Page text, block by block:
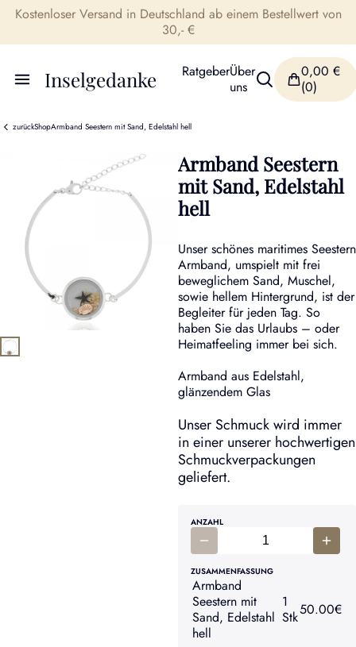
Kostenloser Versand in Deutschland ab einem Bestellwert von
30,- €
Inselgedanke RatgeberÜber
uns
0,00 €
(0)
zurückShopArmband Seestern mit Sand, Edelstahl hell
Armband Seestern
mit Sand, Edelstahl
hell
Unser schönes maritimes Seestern
Armband, umspielt mit frei
beweglichem Sand, Muschel,
sowie hellem Hintergrund, ist der
Begleiter für jeden Tag. So
haben Sie das Urlaubs – oder
Heimatfeeling immer bei sich.
Armband aus Edelstahl,
glänzendem Glas
Unser Schmuck wird immer
in einer unserer hochwertigen
Schmuckverpackungen
geliefert.
ANZAHL
ZUSAMMENFASSUNG
Armband
Seestern mit
Sand, Edelstahl
hell
1
Stk50.00€